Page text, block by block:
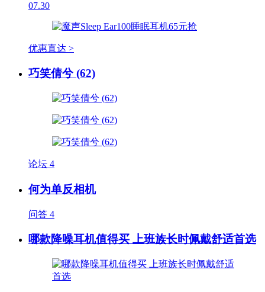
07.30
优惠直达 >
巧笑倩兮 (62)
论坛 4
何为单反相机
问答 4
哪款降噪耳机值得买 上班族长时佩戴舒适首选